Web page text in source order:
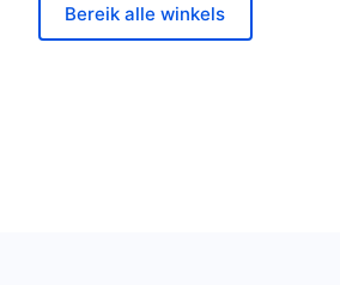
Bereik alle winkels